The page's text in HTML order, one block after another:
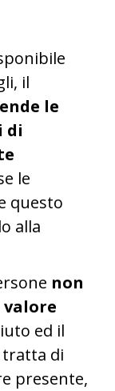
il
le
di
le
questo
alla
non
valore
ed il
tratta di
presente,